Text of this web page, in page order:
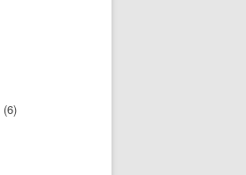
(6)